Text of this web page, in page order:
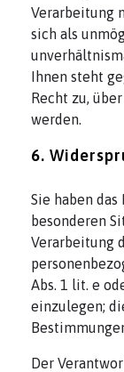
Verarbeitung
sich als
Ihnen steht
Recht zu,
werden.
6.
Sie haben das
besonderen
Verarbeitung
Abs. 1 lit. e
einzulegen;
Der